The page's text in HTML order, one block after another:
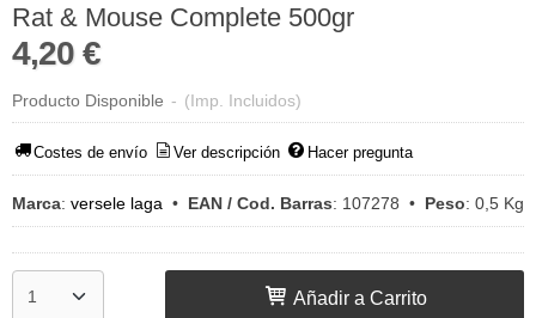
Rat & Mouse Complete 500gr
4,20 €
Producto Disponible - (Imp. Incluidos)
Costes de envío Ver descripción Hacer pregunta
Marca: versele laga • EAN / Cod. Barras: 107278 • Peso: 0,5 Kg
Añadir a Carrito